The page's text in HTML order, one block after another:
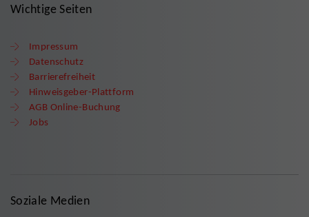
Wichtige Seiten
Impressum
Datenschutz
Barrierefreiheit
Hinweisgeber-Plattform
AGB Online-Buchung
Jobs
Soziale Medien